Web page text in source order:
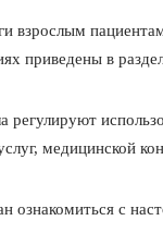
взрослым
приведены в
медицинской
ознакомиться с